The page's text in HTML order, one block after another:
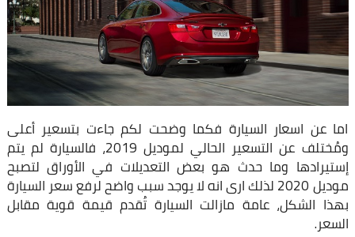
اما عن اسعار السيارة فكما وضحت لكم جاءت بتسعير أعلى
ومُختلف عن التسعير الحالي لموديل 2019، فالسيارة لم يتم
إستيرادها وما حدث هو بعض التعديلات في الأوراق لتصبح
موديل 2020 لذلك ارى انه لا يوجد سبب واضح لرفع سعر السيارة
بهذا الشكل، عامة مازالت السيارة تُقدم قيمة قوية مقابل
السعر.